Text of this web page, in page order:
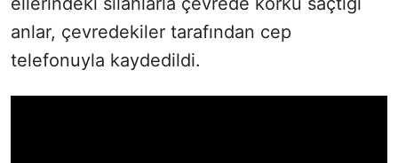
anlar, çevredekiler tarafından cep
telefonuyla kaydedildi.